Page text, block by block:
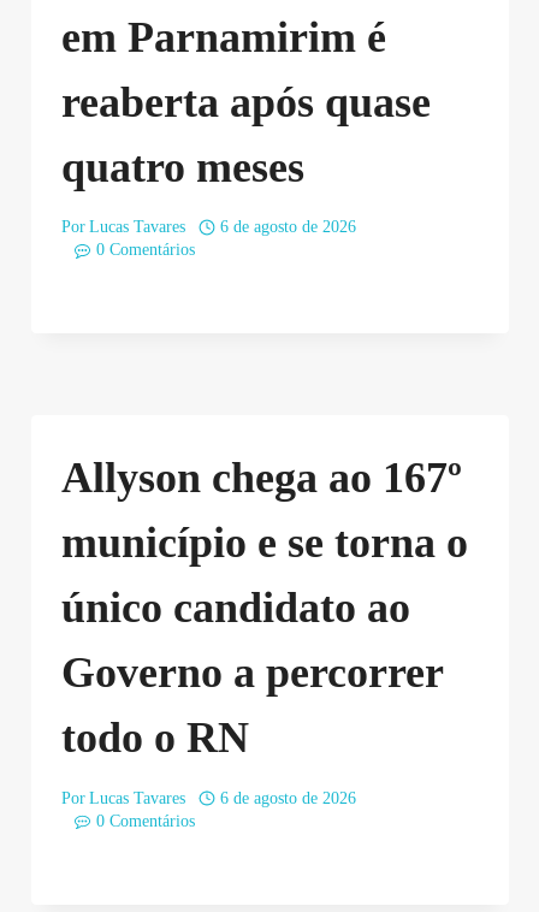
em Parnamirim é
reaberta após quase
quatro meses
Por Lucas Tavares
6 de agosto de 2026
0 Comentários
Allyson chega ao 167º
município e se torna o
único candidato ao
Governo a percorrer
todo o RN
Por Lucas Tavares
6 de agosto de 2026
0 Comentários